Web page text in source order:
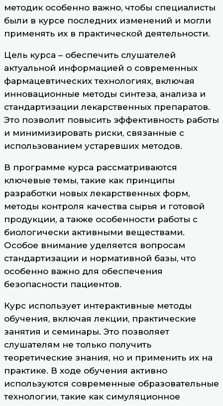
методик особенно важно, чтобы специалисты
были в курсе последних изменений и могли
применять их в практической деятельности.
Цель курса – обеспечить слушателей
актуальной информацией о современных
фармацевтических технологиях, включая
инновационные методы синтеза, анализа и
стандартизации лекарственных препаратов.
Это позволит повысить эффективность работы
и минимизировать риски, связанные с
использованием устаревших методов.
В программе курса рассматриваются
ключевые темы, такие как принципы
разработки новых лекарственных форм,
методы контроля качества сырья и готовой
продукции, а также особенности работы с
биологически активными веществами.
Особое внимание уделяется вопросам
стандартизации и нормативной базы, что
особенно важно для обеспечения
безопасности пациентов.
Курс использует интерактивные методы
обучения, включая лекции, практические
занятия и семинары. Это позволяет
слушателям не только получить
теоретические знания, но и применить их на
практике. В ходе обучения активно
используются современные образовательные
технологии, такие как симуляционное